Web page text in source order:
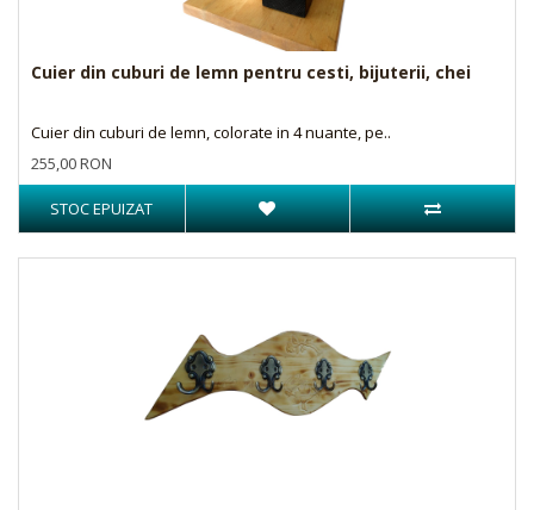
Cuier din cuburi de lemn pentru cesti, bijuterii, chei
Cuier din cuburi de lemn, colorate in 4 nuante, pe..
255,00 RON
STOC EPUIZAT